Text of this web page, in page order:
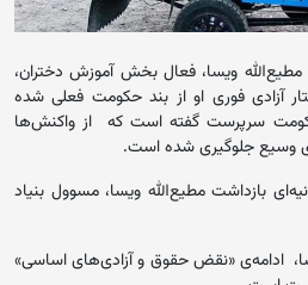
ویسا، فعال بخش آموزش دختران،
آزادی فوری او از بند حکومت فعلی شده
سرپرست گفته است که از واکنش‌ها
وسیع جلوگیری شده است.
بازداشت مطیع‌الله ویسا، مسوول بنیاد
ادامه‌ی «نقض حقوق و آزادی‌های اساسی»